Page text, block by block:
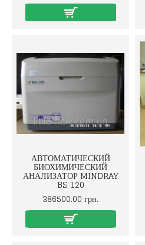
АВТОМАТИЧЕСКИЙ
БИОХИМИЧЕСКИЙ
АНАЛИЗАТОР MINDRAY
BS 120
386500.00 грн.